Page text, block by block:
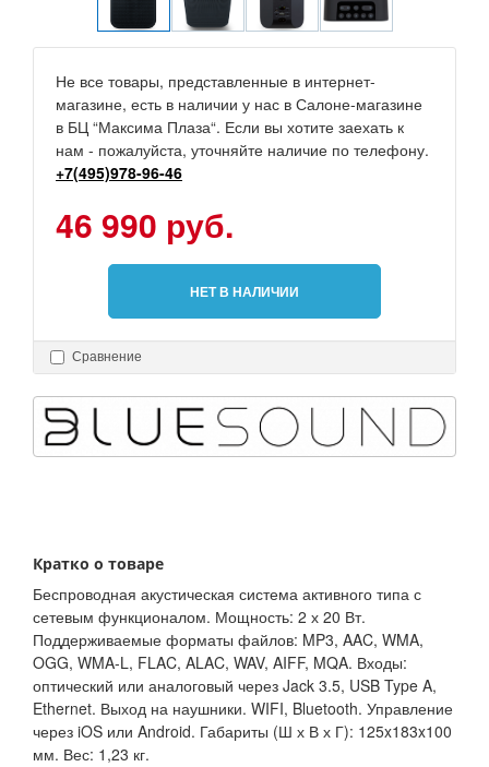
Не все товары, представленные в интернет-
магазине, есть в наличии у нас в Салоне-магазине
в БЦ “Максима Плаза“. Если вы хотите заехать к
нам - пожалуйста, уточняйте наличие по телефону.
+7(495)978-96-46
46 990 руб.
НЕТ В НАЛИЧИИ
Сравнение
Кратко о товаре
Беспроводная акустическая система активного типа с
сетевым функционалом. Мощность: 2 х 20 Вт.
Поддерживаемые форматы файлов: MP3, AAC, WMA,
OGG, WMA-L, FLAC, ALAC, WAV, AIFF, MQA. Входы:
оптический или аналоговый через Jack 3.5, USB Type A,
Ethernet. Выход на наушники. WIFI, Bluetooth. Управление
через iOS или Android. Габариты (Ш х В х Г): 125x183x100
мм. Вес: 1,23 кг.